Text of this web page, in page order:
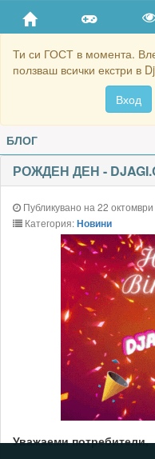
Ти си ГОСТ в момента.
ползваш всички екстри в
Вход
БЛОГ
РОЖДЕН ДЕН -
Публикувано на 22
Категория:Новини
Уважаеми потребители,